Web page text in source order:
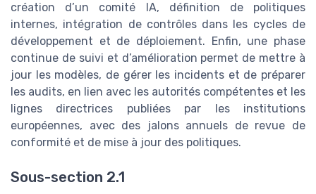
création d’un comité IA, définition de politiques
internes, intégration de contrôles dans les cycles de
développement et de déploiement. Enfin, une phase
continue de suivi et d’amélioration permet de mettre à
jour les modèles, de gérer les incidents et de préparer
les audits, en lien avec les autorités compétentes et les
lignes directrices publiées par les institutions
européennes, avec des jalons annuels de revue de
conformité et de mise à jour des politiques.
Sous-section 2.1